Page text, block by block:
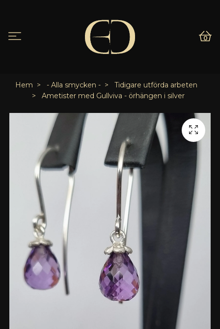
0
Hem - Alla smycken -
Tidigare utförda arbeten
Ametister med Gullviva - örhängen i silver